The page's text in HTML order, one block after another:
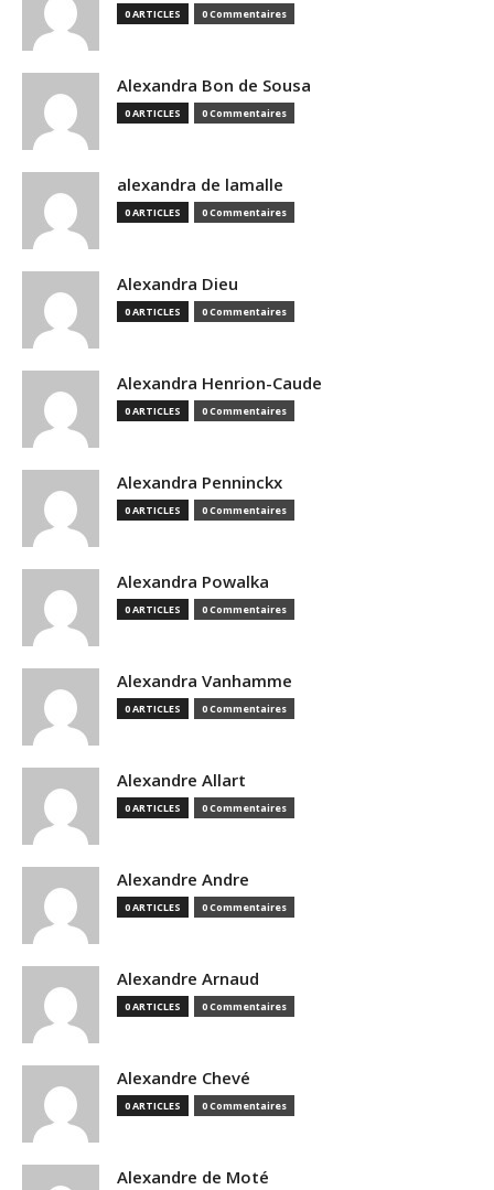
0 ARTICLES 0 Commentaires
Alexandra Bon de Sousa
0 ARTICLES 0 Commentaires
alexandra de lamalle
0 ARTICLES 0 Commentaires
Alexandra Dieu
0 ARTICLES 0 Commentaires
Alexandra Henrion-Caude
0 ARTICLES 0 Commentaires
Alexandra Penninckx
0 ARTICLES 0 Commentaires
Alexandra Powalka
0 ARTICLES 0 Commentaires
Alexandra Vanhamme
0 ARTICLES 0 Commentaires
Alexandre Allart
0 ARTICLES 0 Commentaires
Alexandre Andre
0 ARTICLES 0 Commentaires
Alexandre Arnaud
0 ARTICLES 0 Commentaires
Alexandre Chevé
0 ARTICLES 0 Commentaires
Alexandre de Moté